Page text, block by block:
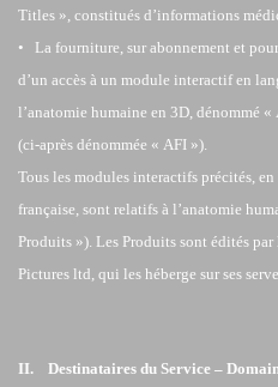
Titles », constitués d’informations
• La fourniture, sur abonnement et
d’un accès à un module interactif en
l’anatomie humaine en 3D, dénommé
(ci-après dénommée « AFI »).
Tous les modules interactifs précités,
française, sont relatifs à l’anatomie
Produits »). Les Produits sont édités
Pictures ltd, qui les héberge sur ses
II. Destinataires du Service –